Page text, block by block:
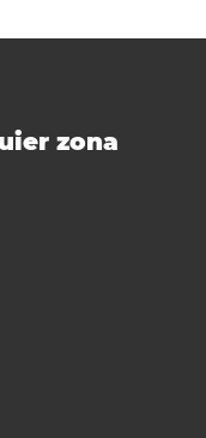
zona